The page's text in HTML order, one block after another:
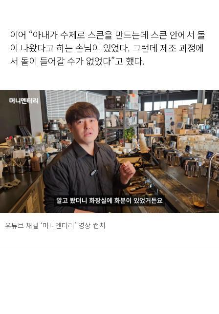
이어 “아내가 수제로 스콘을 만드는데 스콘 안에서 돌
이 나왔다고 하는 손님이 있었다. 그런데 제조 과정에
서 돌이 들어갈 수가 없었다”고 했다.
유튜브 채널 ‘머니멘터리’ 영상 캡처